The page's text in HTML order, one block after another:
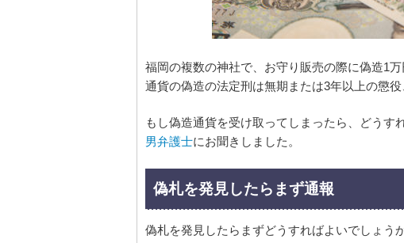
福岡の複数の神社で、お守り販売の際に偽造1
通貨の偽造の法定刑は無期または3年以上の懲
もし偽造通貨を受け取ってしまったら、どう
男弁護士にお聞きしました。
偽札を発見したらまず通報
偽札を発見したらまずどうすればよいでしょ